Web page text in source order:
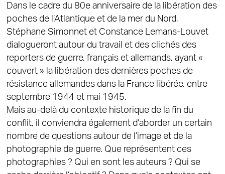
Dans le cadre du 80e anniversaire de la libération des
poches de l’Atlantique et de la mer du Nord,
Stéphane Simonnet et Constance Lemans-Louvet
dialogueront autour du travail et des clichés des
reporters de guerre, français et allemands, ayant «
couvert » la libération des dernières poches de
résistance allemandes dans la France libérée, entre
septembre 1944 et mai 1945.
Mais au-delà du contexte historique de la fin du
conflit, il conviendra également d’aborder un certain
nombre de questions autour de l’image et de la
photographie de guerre. Que représentent ces
photographies ? Qui en sont les auteurs ? Qui se